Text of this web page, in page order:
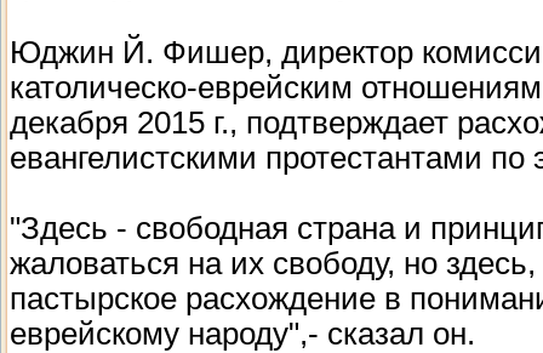
Юджин Й. Фишер, директор
католическо-еврейским
декабря 2015 г., подтверждает
евангелистскими протестантами по
"Здесь - свободная страна и
жаловаться на их свободу, но
пастырское расхождение в
еврейскому народу",- сказал он.